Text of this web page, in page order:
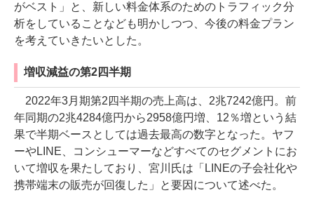
がベスト」と、新しい料金体系のためのトラフィック分
析をしていることなども明かしつつ、今後の料金プラン
を考えていきたいとした。
増収減益の第2四半期
2022年3月期第2四半期の売上高は、2兆7242億円。前
年同期の2兆4284億円から2958億円増、12％増という結
果で半期ベースとしては過去最高の数字となった。ヤフ
ーやLINE、コンシューマーなどすべてのセグメントにお
いて増収を果たしており、宮川氏は「LINEの子会社化や
携帯端末の販売が回復した」と要因について述べた。